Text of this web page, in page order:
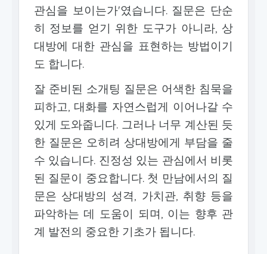
관심을 보이는가'였습니다. 질문은 단순
히 정보를 얻기 위한 도구가 아니라, 상
대방에 대한 관심을 표현하는 방법이기
도 합니다.
잘 준비된 소개팅 질문은 어색한 침묵을
피하고, 대화를 자연스럽게 이어나갈 수
있게 도와줍니다. 그러나 너무 계산된 듯
한 질문은 오히려 상대방에게 부담을 줄
수 있습니다. 진정성 있는 관심에서 비롯
된 질문이 중요합니다. 첫 만남에서의 질
문은 상대방의 성격, 가치관, 취향 등을
파악하는 데 도움이 되며, 이는 향후 관
계 발전의 중요한 기초가 됩니다.